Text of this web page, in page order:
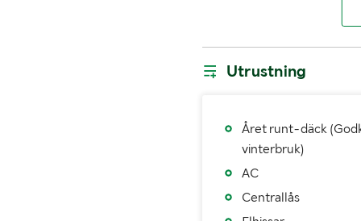
Däckdimension Axel 1
Fordonsstatus
Senaste godkända
Årsskatt
Utrustning
Året runt-däck
vinterbruk)
AC
Centrallås